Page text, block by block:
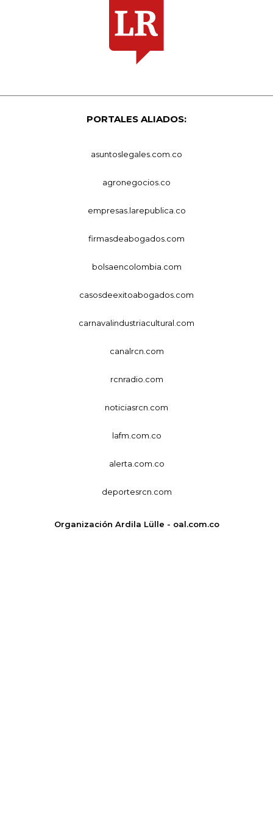
PORTALES ALIADOS:
asuntoslegales.com.co
agronegocios.co
empresas.larepublica.co
firmasdeabogados.com
bolsaencolombia.com
casosdeexitoabogados.com
carnavalindustriacultural.com
canalrcn.com
rcnradio.com
noticiasrcn.com
lafm.com.co
alerta.com.co
deportesrcn.com
Organización Ardila Lülle - oal.com.co